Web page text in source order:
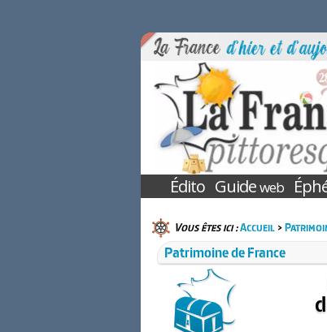
Édito Guideweb
Vous êtes ici :Accueil>
Patrimoine de France